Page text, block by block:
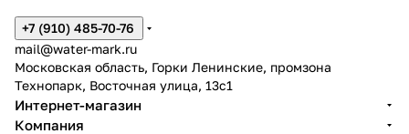
+7 (910) 485-70-76
mail@water-mark.ru
Московская область, Горки Ленинские, промзона
Технопарк, Восточная улица, 13с1
Интернет-магазин
Компания